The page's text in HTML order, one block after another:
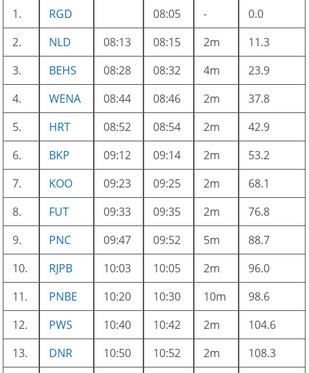
1.
RGD 08:05 -
0.0
2.
NLD 08:13 08:15 2m
11.3
3.
BEHS 08:28 08:32 4m
23.9
4.
WENA 08:44 08:46 2m
37.8
5.
HRT 08:52 08:54 2m
42.9
6.
BKP 09:12 09:14 2m
53.2
7.
KOO 09:23 09:25 2m
68.1
8.
FUT 09:33 09:35 2m
76.8
9.
PNC 09:47 09:52 5m
88.7
10.
RJPB 10:03 10:05 2m
96.0
11.
PNBE 10:20 10:30 10m
98.6
12.
PWS 10:40 10:42 2m
104.6
13.
DNR 10:50 10:52 2m
108.3